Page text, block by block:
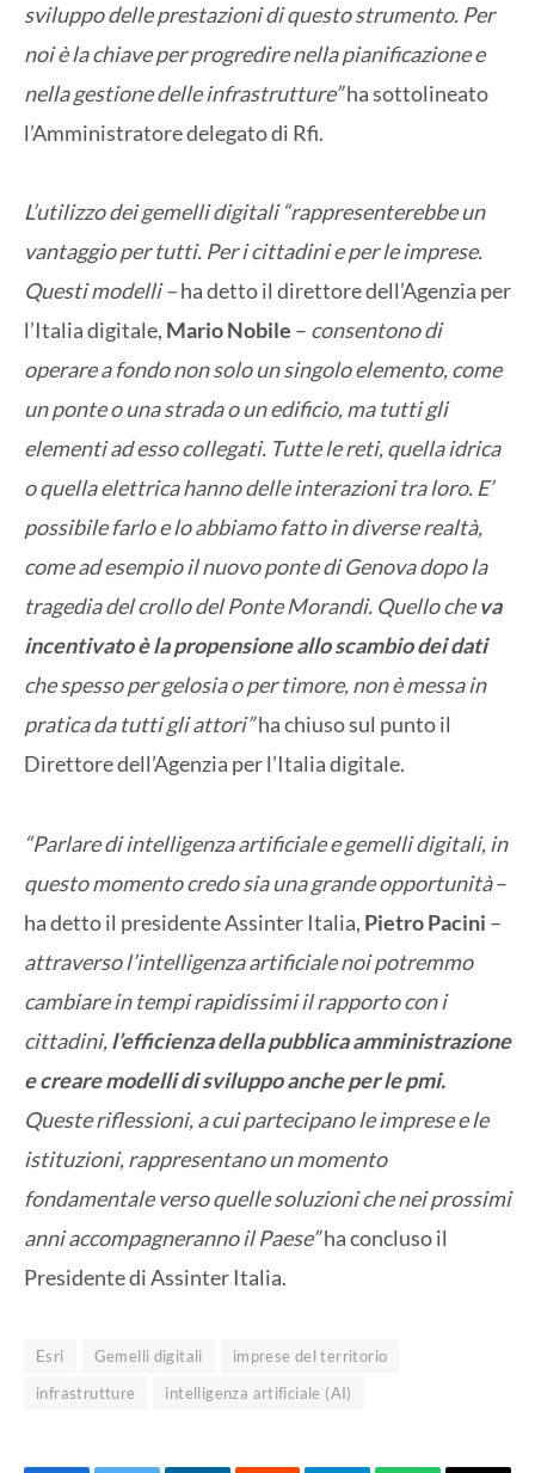
sviluppo delle prestazioni di questo strumento. Per
noi è la chiave per progredire nella pianificazione e
nella gestione delle infrastrutture”ha sottolineato
l’Amministratore delegato di Rfi.
L’utilizzo dei gemelli digitali “rappresenterebbe un
vantaggio per tutti. Per i cittadini e per le imprese.
Questi modelli –ha detto il direttore dell’Agenzia per
l’Italia digitale, Mario Nobile – consentono di
operare a fondo non solo un singolo elemento, come
un ponte o una strada o un edificio, ma tutti gli
elementi ad esso collegati. Tutte le reti, quella idrica
o quella elettrica hanno delle interazioni tra loro. E’
possibile farlo e lo abbiamo fatto in diverse realtà,
come ad esempio il nuovo ponte di Genova dopo la
tragedia del crollo del Ponte Morandi. Quello cheva
incentivato è la propensione allo scambio dei dati
che spesso per gelosia o per timore, non è messa in
pratica da tutti gli attori”ha chiuso sul punto il
Direttore dell’Agenzia per l’Italia digitale.
“Parlare di intelligenza artificiale e gemelli digitali, in
questo momento credo sia una grande opportunità–
ha detto il presidente Assinter Italia, Pietro Pacini –
attraverso l’intelligenza artificiale noi potremmo
cambiare in tempi rapidissimi il rapporto con i
cittadini,l’efficienza della pubblica amministrazione
e creare modelli di sviluppo anche per le pmi.
Queste riflessioni, a cui partecipano le imprese e le
istituzioni, rappresentano un momento
fondamentale verso quelle soluzioni che nei prossimi
anni accompagneranno il Paese”ha concluso il
Presidente di Assinter Italia.
Esri Gemelli digitali
imprese del territorio
infrastrutture
intelligenza artificiale (AI)